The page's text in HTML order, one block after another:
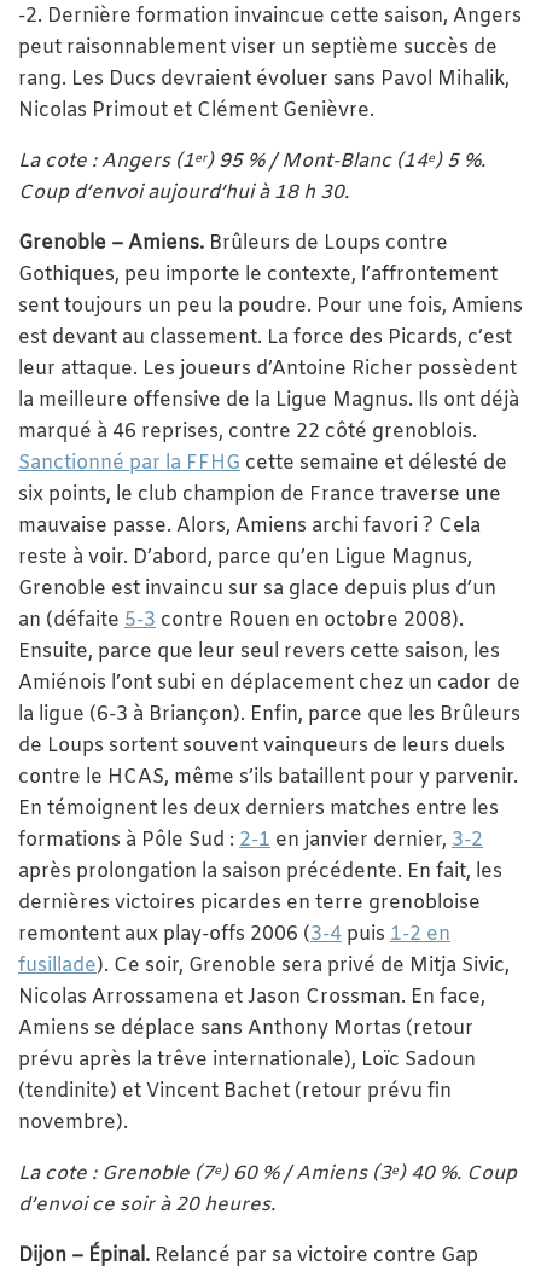
-2. Dernière formation invaincue cette saison, Angers
peut raisonnablement viser un septième succès de
rang. Les Ducs devraient évoluer sans Pavol Mihalik,
Nicolas Primout et Clément Genièvre.
La cote : Angers (1er) 95 % / Mont-Blanc (14e) 5 %.
Coup d’envoi aujourd’hui à 18 h 30.
Grenoble – Amiens. Brûleurs de Loups contre
Gothiques, peu importe le contexte, l’affrontement
sent toujours un peu la poudre. Pour une fois, Amiens
est devant au classement. La force des Picards, c’est
leur attaque. Les joueurs d’Antoine Richer possèdent
la meilleure offensive de la Ligue Magnus. Ils ont déjà
marqué à 46 reprises, contre 22 côté grenoblois.
Sanctionné par la FFHG cette semaine et délesté de
six points, le club champion de France traverse une
mauvaise passe. Alors, Amiens archi favori ? Cela
reste à voir. D’abord, parce qu’en Ligue Magnus,
Grenoble est invaincu sur sa glace depuis plus d’un
an (défaite 5-3 contre Rouen en octobre 2008).
Ensuite, parce que leur seul revers cette saison, les
Amiénois l’ont subi en déplacement chez un cador de
la ligue (6-3 à Briançon). Enfin, parce que les Brûleurs
de Loups sortent souvent vainqueurs de leurs duels
contre le HCAS, même s’ils bataillent pour y parvenir.
En témoignent les deux derniers matches entre les
formations à Pôle Sud : 2-1 en janvier dernier, 3-2
après prolongation la saison précédente. En fait, les
dernières victoires picardes en terre grenobloise
remontent aux play-offs 2006 (3-4 puis 1-2 en
fusillade). Ce soir, Grenoble sera privé de Mitja Sivic,
Nicolas Arrossamena et Jason Crossman. En face,
Amiens se déplace sans Anthony Mortas (retour
prévu après la trêve internationale), Loïc Sadoun
(tendinite) et Vincent Bachet (retour prévu fin
novembre).
La cote : Grenoble (7e) 60 % / Amiens (3e) 40 %. Coup
d’envoi ce soir à 20 heures.
Dijon – Épinal. Relancé par sa victoire contre Gap